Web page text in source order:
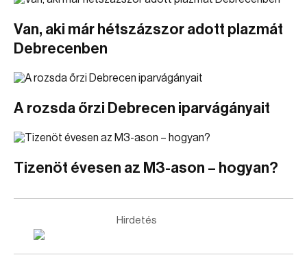
Van, aki már hétszázszor adott plazmát
Debrecenben
A rozsda őrzi Debrecen iparvágányait
Tizenöt évesen az M3-ason – hogyan?
Hirdetés